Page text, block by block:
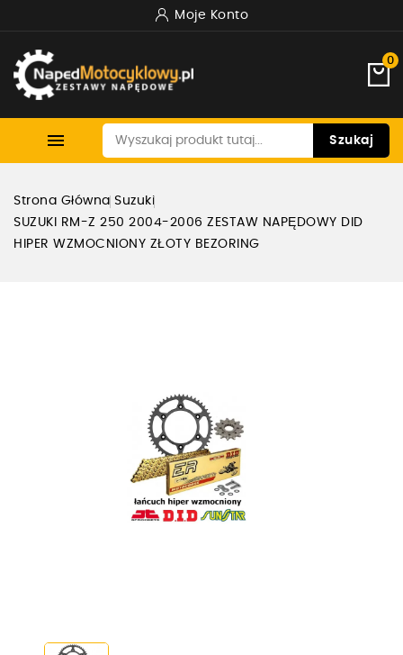
Moje Konto
0
 Szukaj
Strona Główna Suzuki
SUZUKI RM-Z 250 2004-2006 ZESTAW NAPĘDOWY DID
HIPER WZMOCNIONY ZŁOTY BEZORING